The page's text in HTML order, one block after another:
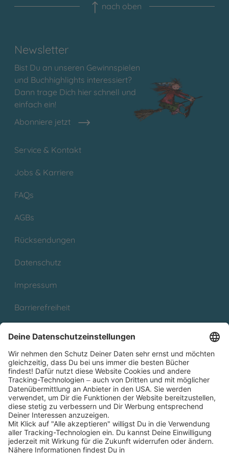
nach oben
Newsletter
Bist Du an unseren Gewinnspielen
und Buchhighlights interessiert?
Dann trage Dich hier schnell und
einfach ein!
Abonniere jetzt
Service & Kontakt
Jobs & Karriere
FAQs
AGBs
Rücksendungen
Datenschutz
Impressum
Barrierefreiheit
Partnerprogramm (Affiliate)
Folge uns auf
* Versandkostenfrei ab 9,00 € Bestellwert innerhalb